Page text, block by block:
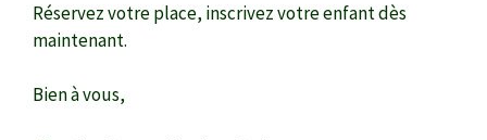
Réservez votre place, inscrivez votre enfant dès
maintenant.
Bien à vous,